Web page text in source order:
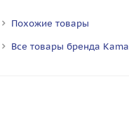
Похожие товары
Все товары бренда Kama